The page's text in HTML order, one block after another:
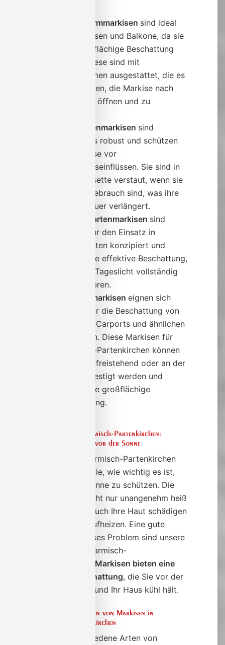
Gelenkarmmarkisen sind ideal
für Terrassen und Balkone, da sie
eine großflächige Beschattung
bieten. Diese sind mit
Gelenkarmen ausgestattet, die es
ermöglichen, die Markise nach
Bedarf zu öffnen und zu
Kassettenmarkisen sind
besonders robust und schützen
die Markise vor
Witterungseinflüssen. Sie sind in
einer Kassette verstaut, wenn sie
nicht in Gebrauch sind, was ihre
Lebensdauer verlängert.
Wintergartenmarkisen sind
speziell für den Einsatz in
Wintergärten konzipiert und
bieten eine effektive Beschattung,
ohne das Tageslicht vollständig
zu blockieren.
Pergolamarkisen eignen sich
perfekt für die Beschattung von
Pergolen, Carports und ähnlichen
Strukturen. Diese Markisen für
Garmisch-Partenkirchen können
entweder freistehend oder an der
Wand befestigt werden und
bieten eine großflächige
Beschattung.
Markisen für Garmisch-Partenkirchen:
Schützen Sie sich vor der Sonne
Wenn Sie in Garmisch-Partenkirchen
leben, wissen Sie, wie wichtig es ist,
sich vor der Sonne zu schützen. Die
Sonne kann nicht nur unangenehm heiß
sein, sondern auch Ihre Haut schädigen
und Ihr Haus aufheizen. Eine gute
Lösung für dieses Problem sind unsere
Markisen für Garmisch-
Markisen bieten eine
effektive Beschattung, die Sie vor der
Sonne schützt und Ihr Haus kühl hält.
Verschiedene Arten von Markisen in
Garmisch-Partenkirchen
Es gibt verschiedene Arten von